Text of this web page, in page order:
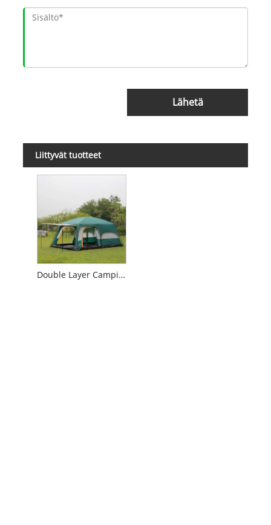
Lähetä
Liittyvät tuotteet
Double Layer Camping Kahden huoneen teltta